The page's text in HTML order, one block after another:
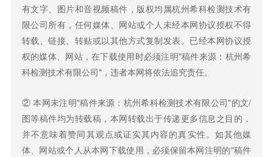
有文字、图片和音视频稿件，版权均属杭州希科检测技术有
限公司所有，任何媒体、网站或个人未经本网协议授权不得
转载、链接、转贴或以其他方式复制发表。已经本网协议授
权的媒体、网站，在下载使用时必须注明"稿件来源：杭州希
科检测技术有限公司"，违者本网将依法追究责任。
② 本网未注明"稿件来源：杭州希科检测技术有限公司"的文/
图等稿件均为转载稿，本网转载出于传递更多信息之目的，
并不意味着赞同其观点或证实其内容的真实性。如其他媒
体、网站或个人从本网下载使用，必须保留本网注明的"稿件